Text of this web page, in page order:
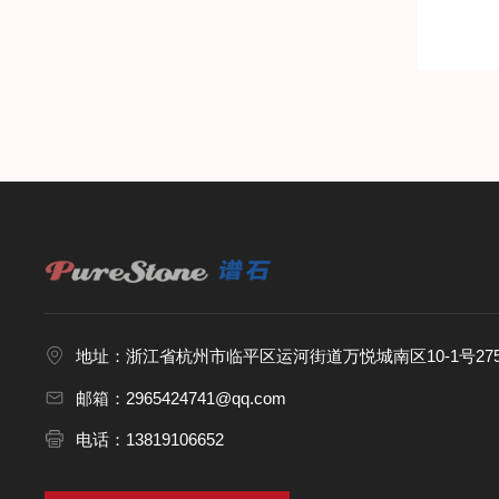
地址：浙江省杭州市临平区运河街道万悦城南区10-1号
邮箱：2965424741@qq.com
电话：13819106652